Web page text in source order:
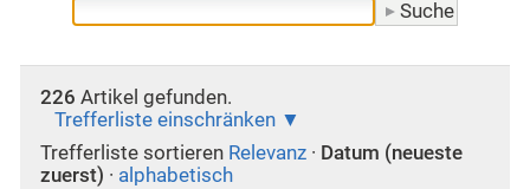
226 Artikel gefunden.
Trefferliste einschränken
Trefferliste sortieren Relevanz · Datum (neueste
zuerst) · alphabetisch